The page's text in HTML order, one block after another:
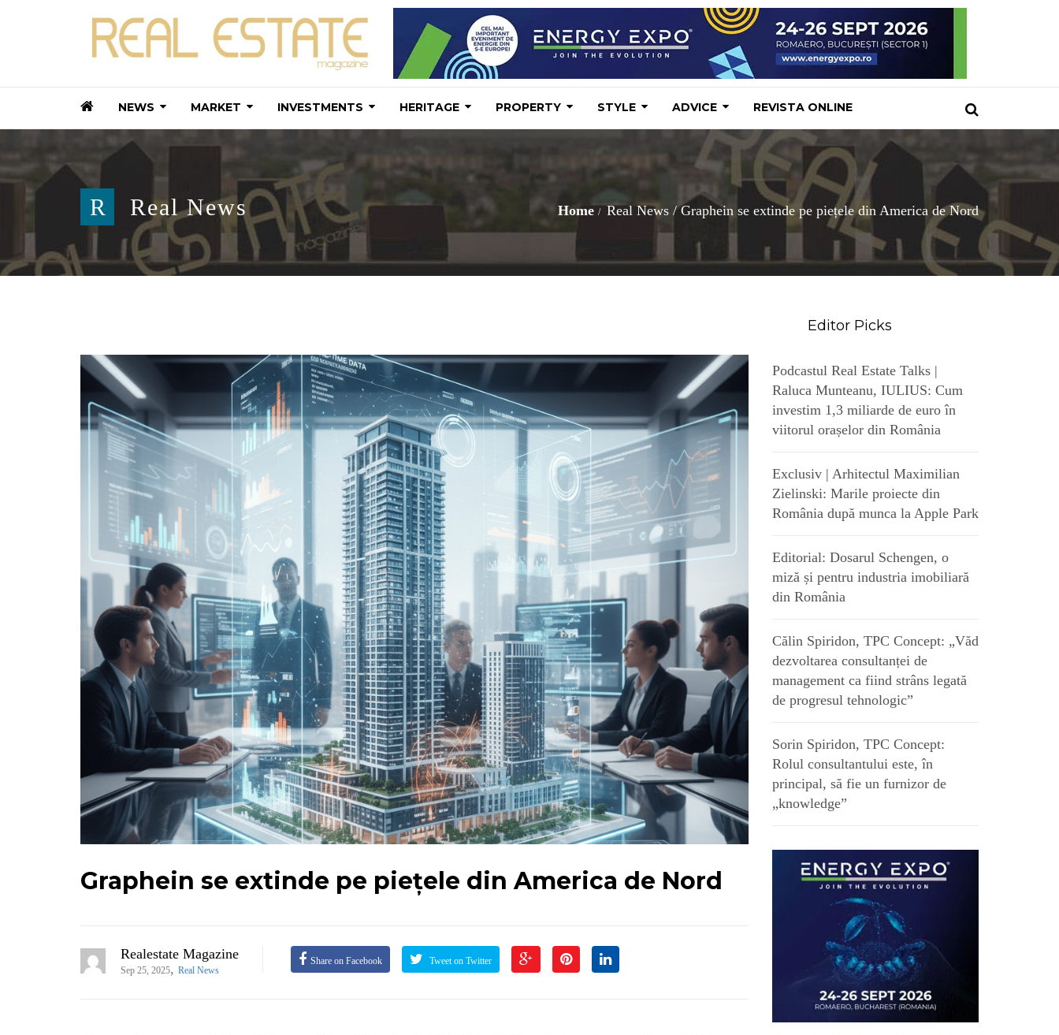
NEWS MARKET INVESTMENTS HERITAGE PROPERTY STYLE ADVICE REVISTA ONLINE
R Real News Home Real News /Graphein se extinde pe piețele din America de Nord
Graphein se extinde pe piețele din America de Nord
Realestate Magazine
Sep 25, 2025, Real News
Share on Facebook Tweet on Twitter
Editor Picks
Podcastul Real Estate Talks |
Raluca Munteanu, IULIUS: Cum
investim 1,3 miliarde de euro în
viitorul orașelor din România
Exclusiv | Arhitectul Maximilian
Zielinski: Marile proiecte din
România după munca la Apple Park
Editorial: Dosarul Schengen, o
miză și pentru industria imobiliară
din România
Călin Spiridon, TPC Concept: „Văd
dezvoltarea consultanței de
management ca fiind strâns legată
de progresul tehnologic”
Sorin Spiridon, TPC Concept:
Rolul consultantului este, în
principal, să fie un furnizor de
„knowledge”